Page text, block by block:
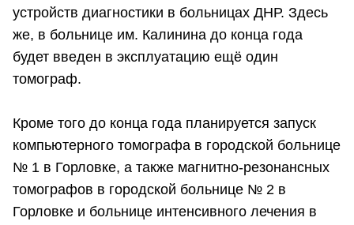
устройств диагностики в больницах ДНР. Здесь
же, в больнице им. Калинина до конца года
будет введен в эксплуатацию ещё один
томограф.
Кроме того до конца года планируется запуск
компьютерного томографа в городской больнице
№ 1 в Горловке, а также магнитно-резонансных
томографов в городской больнице № 2 в
Горловке и больнице интенсивного лечения в